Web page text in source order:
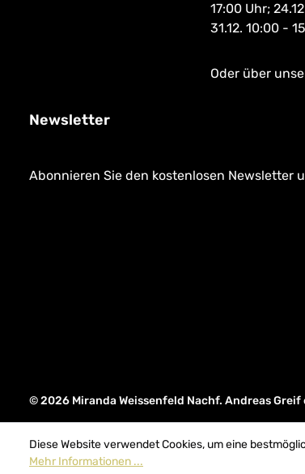
17:00 Uhr;
31.12. 10:00 -
Oder über
Newsletter
Abonnieren Sie den kostenlosen Newsletter
© 2026 Miranda Weissenfeld Nachf. Andreas Greif
Diese Website verwendet Cookies, um eine
Mehr Informationen ...